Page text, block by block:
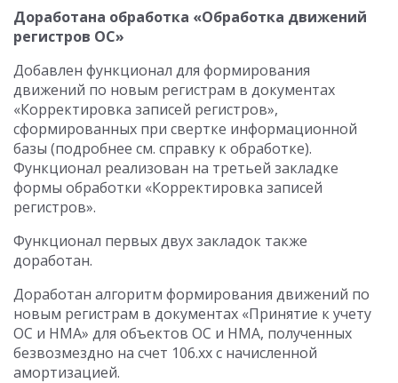
Доработана обработка «Обработка движений
регистров ОС»
Добавлен функционал для формирования
движений по новым регистрам в документах
«Корректировка записей регистров»,
сформированных при свертке информационной
базы (подробнее см. справку к обработке).
Функционал реализован на третьей закладке
формы обработки «Корректировка записей
регистров».
Функционал первых двух закладок также
доработан.
Доработан алгоритм формирования движений по
новым регистрам в документах «Принятие к учету
ОС и НМА» для объектов ОС и НМА, полученных
безвозмездно на счет 106.хх с начисленной
амортизацией.